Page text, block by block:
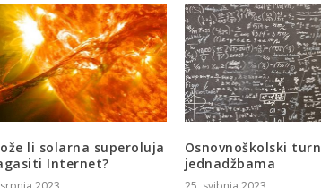
li solarna superoluja
Internet?
Osnovnoškolski
jednadžbama